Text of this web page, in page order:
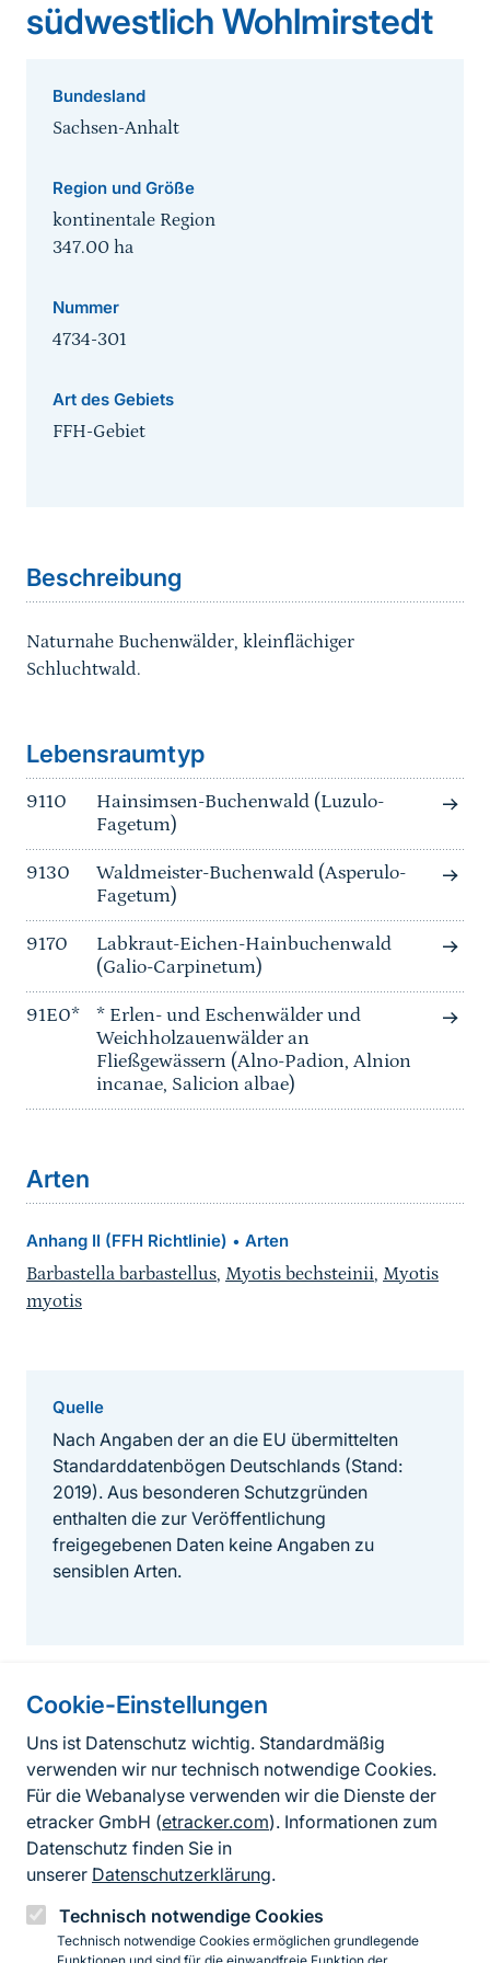
Cookie-Einstellungen
Uns ist Datenschutz wichtig. Standardmäßig
verwenden wir nur technisch notwendige Cookies.
Für die Webanalyse verwenden wir die Dienste der
etracker GmbH (etracker.com). Informationen zum
Datenschutz finden Sie in
unserer Datenschutzerklärung.
Technisch notwendige Cookies
Technisch notwendige Cookies ermöglichen grundlegende
südwestlich Wohlmirstedt
Bundesland
Sachsen-Anhalt
Region und Größe
kontinentale Region
347.00 ha
Nummer
4734-301
Art des Gebiets
FFH-Gebiet
Beschreibung
Naturnahe Buchenwälder, kleinflächiger
Schluchtwald.
Lebensraumtyp
9110
Hainsimsen-Buchenwald (Luzulo-
Fagetum)
9130
Waldmeister-Buchenwald (Asperulo-
Fagetum)
9170
Labkraut-Eichen-Hainbuchenwald
(Galio-Carpinetum)
91E0*
* Erlen- und Eschenwälder und
Weichholzauenwälder an
Fließgewässern (Alno-Padion, Alnion
incanae, Salicion albae)
Arten
Anhang II (FFH Richtlinie) • Arten
Barbastella barbastellus, Myotis bechsteinii, Myotis
myotis
Quelle
Nach Angaben der an die EU übermittelten
Standarddatenbögen Deutschlands (Stand:
2019). Aus besonderen Schutzgründen
enthalten die zur Veröffentlichung
freigegebenen Daten keine Angaben zu
sensiblen Arten.
Informationen zur Seite
FußzeileKontakt zum BfN
Kontaktformular
Erklärung zur Barrierefreiheit
Impressum
Datenschutz